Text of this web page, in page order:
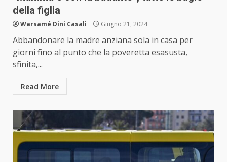
della figlia
Warsamé Dini Casali Giugno 21, 2024
Abbandonare la madre anziana sola in casa per
giorni fino al punto che la poveretta esasusta,
sfinita,...
Read More